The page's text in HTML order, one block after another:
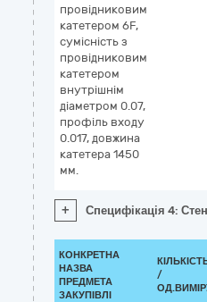
провідниковим
катетером 6F,
сумісність з
провідниковим
катетером
внутрішнім
діаметром 0.07,
профіль входу
0.017, довжина
катетера 1450
мм.
+ Специфікація 4:
КОНКРЕТНА
НАЗВА
ПРЕДМЕТА
ЗАКУПІВЛІ
/